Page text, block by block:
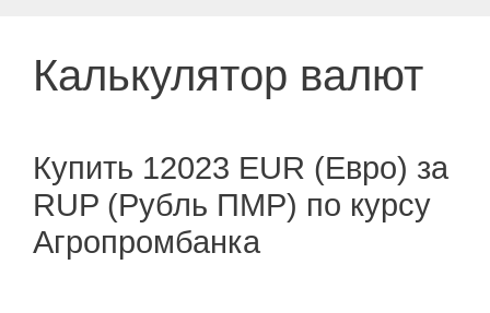
Калькулятор валют
Купить 12023 EUR (Евро) за
RUP (Рубль ПМР) по курсу
Агропромбанка